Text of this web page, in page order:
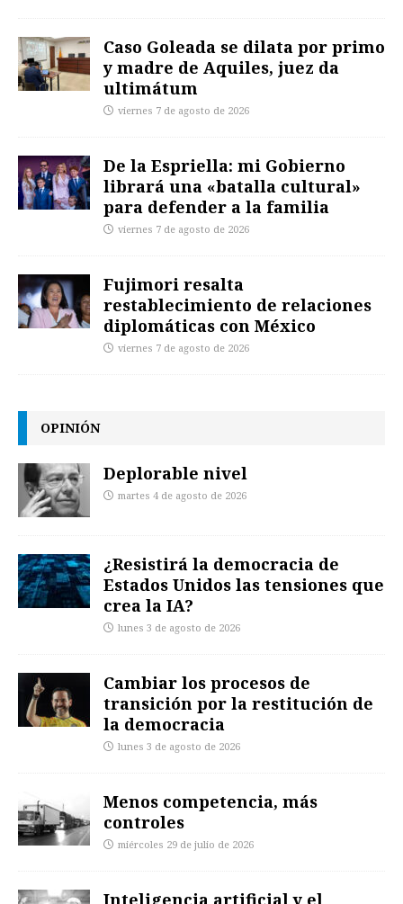
Caso Goleada se dilata por primo
y madre de Aquiles, juez da
ultimátum
viernes 7 de agosto de 2026
De la Espriella: mi Gobierno
librará una «batalla cultural»
para defender a la familia
viernes 7 de agosto de 2026
Fujimori resalta
restablecimiento de relaciones
diplomáticas con México
viernes 7 de agosto de 2026
OPINIÓN
Deplorable nivel
martes 4 de agosto de 2026
¿Resistirá la democracia de
Estados Unidos las tensiones que
crea la IA?
lunes 3 de agosto de 2026
Cambiar los procesos de
transición por la restitución de
la democracia
lunes 3 de agosto de 2026
Menos competencia, más
controles
miércoles 29 de julio de 2026
Inteligencia artificial y el